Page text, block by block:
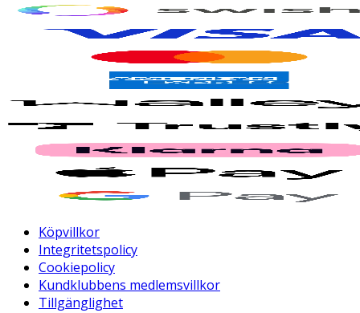
Köpvillkor
Integritetspolicy
Cookiepolicy
Kundklubbens medlemsvillkor
Tillgänglighet